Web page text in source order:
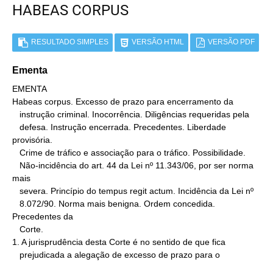
HABEAS CORPUS
RESULTADO SIMPLES VERSÃO HTML VERSÃO PDF
Ementa
EMENTA
Habeas corpus. Excesso de prazo para encerramento da
provisória.
mais
Precedentes da
1. A jurisprudência desta Corte é no sentido de que fica